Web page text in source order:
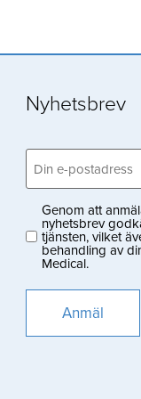
Nyhetsbrev
Email
(Obligatoriskt)
Privacy
(Obligatoriskt)
Genom att
nyhetsbrev
tjänsten, vilket
behandling av
Medical.